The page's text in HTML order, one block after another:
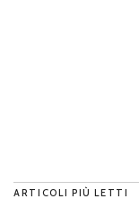
ARTICOLI PIÙ LETTI